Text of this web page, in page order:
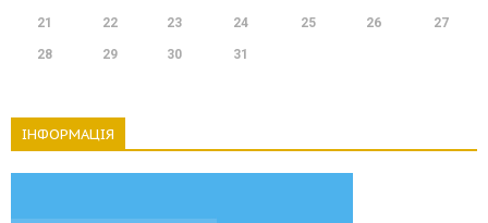
21 22 23 24 25 26 27
28 29 30 31
ІНФОРМАЦІЯ